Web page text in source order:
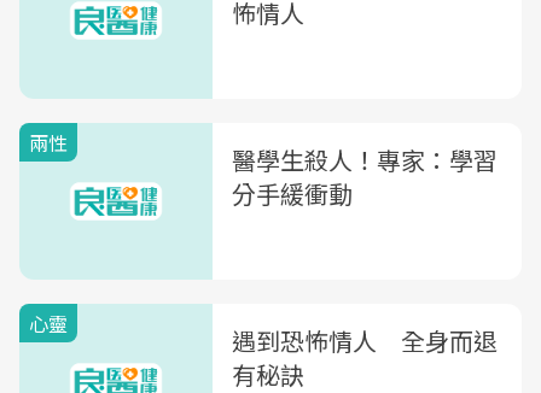
怖情人
兩性
醫學生殺人！專家：學習
分手緩衝動
心靈
遇到恐怖情人 全身而退
有秘訣